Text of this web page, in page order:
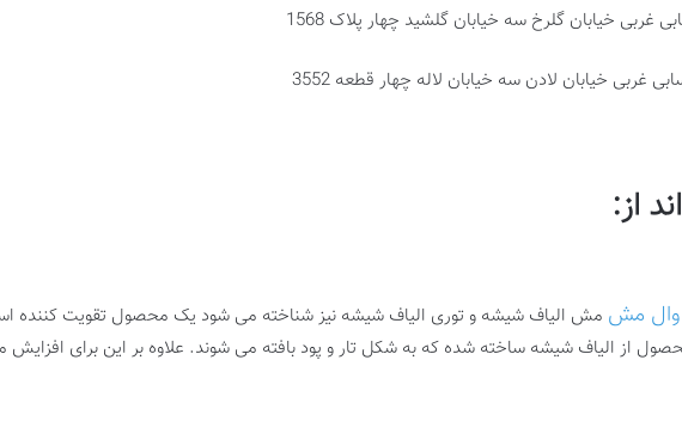
از:
وال مش مش الیاف شیشه و توری الیاف شیشه نیز شناخته می شود یک محصول تقویت کننده
از الیاف شیشه ساخته شده که به شکل تار و پود بافته می شوند. علاوه بر این برای